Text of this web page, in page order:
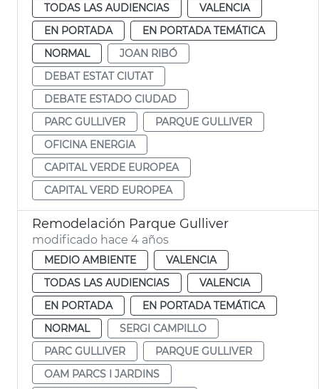
TODAS LAS AUDIENCIAS
VALENCIA
EN PORTADA
EN PORTADA TEMÁTICA
NORMAL
JOAN RIBÓ
DEBAT ESTAT CIUTAT
DEBATE ESTADO CIUDAD
PARC GULLIVER
PARQUE GULLIVER
OFICINA ENERGIA
CAPITAL VERDE EUROPEA
CAPITAL VERD EUROPEA
Remodelación Parque Gulliver
modificado hace 4 años
MEDIO AMBIENTE
VALENCIA
TODAS LAS AUDIENCIAS
VALENCIA
EN PORTADA
EN PORTADA TEMÁTICA
NORMAL
SERGI CAMPILLO
PARC GULLIVER
PARQUE GULLIVER
OAM PARCS I JARDINS